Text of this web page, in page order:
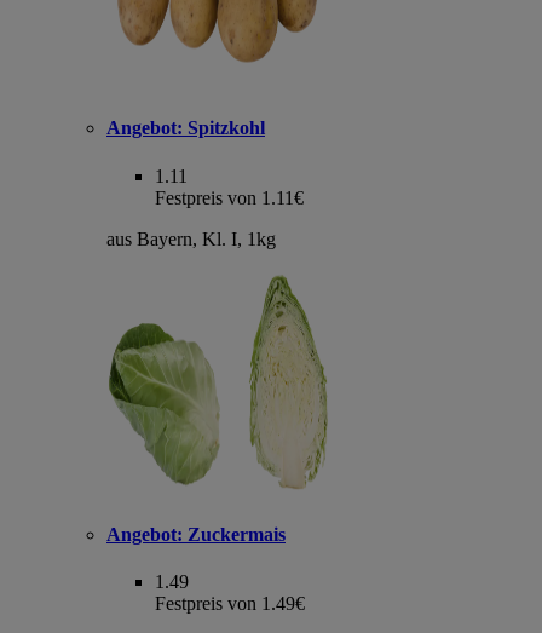
Angebot: Spitzkohl
1.11
Festpreis von 1.11€
aus Bayern, Kl. I, 1kg
Angebot: Zuckermais
1.49
Festpreis von 1.49€